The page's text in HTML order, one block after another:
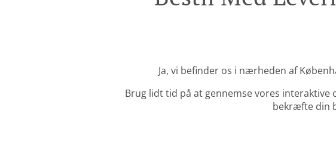
Ja, vi befinder os i nærheden af
Brug lidt tid på at gennemse vores
bekræfte din